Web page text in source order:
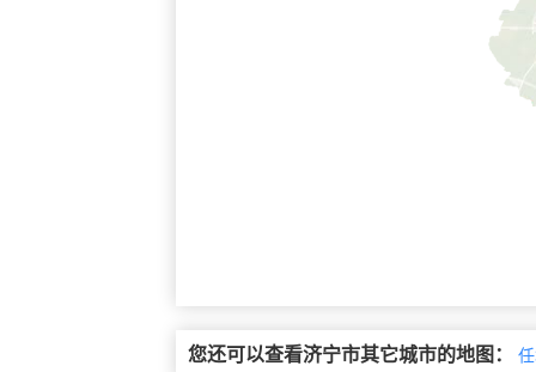
您还可以查看济宁市其它城市的地图：